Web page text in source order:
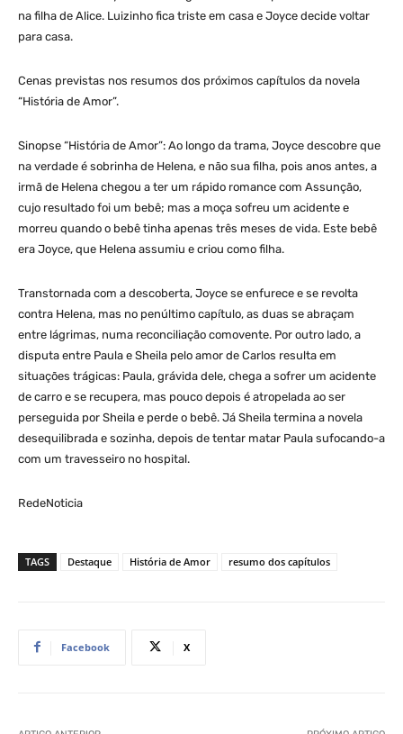
na filha de Alice. Luizinho fica triste em casa e Joyce decide voltar
para casa.
Cenas previstas nos resumos dos próximos capítulos da novela
“História de Amor”.
Sinopse “História de Amor”: Ao longo da trama, Joyce descobre que
na verdade é sobrinha de Helena, e não sua filha, pois anos antes, a
irmã de Helena chegou a ter um rápido romance com Assunção,
cujo resultado foi um bebê; mas a moça sofreu um acidente e
morreu quando o bebê tinha apenas três meses de vida. Este bebê
era Joyce, que Helena assumiu e criou como filha.
Transtornada com a descoberta, Joyce se enfurece e se revolta
contra Helena, mas no penúltimo capítulo, as duas se abraçam
entre lágrimas, numa reconciliação comovente. Por outro lado, a
disputa entre Paula e Sheila pelo amor de Carlos resulta em
situações trágicas: Paula, grávida dele, chega a sofrer um acidente
de carro e se recupera, mas pouco depois é atropelada ao ser
perseguida por Sheila e perde o bebê. Já Sheila termina a novela
desequilibrada e sozinha, depois de tentar matar Paula sufocando-a
com um travesseiro no hospital.
RedeNoticia
TAGS Destaque História de Amor resumo dos capítulos
Facebook X